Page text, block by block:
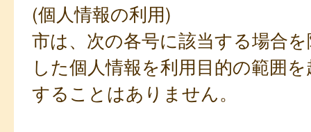
(個人情報の利用)
市は、次の各号に該当する場合
した個人情報を利用目的の範囲
することはありません。